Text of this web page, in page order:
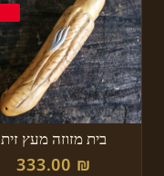
בית מזוזה מעץ זית
333.00 ₪